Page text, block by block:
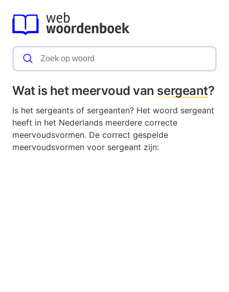
Wat is het meervoud van sergeant?
Is het sergeants of sergeanten? Het woord sergeant
heeft in het Nederlands meerdere correcte
meervoudsvormen. De correct gespelde
meervoudsvormen voor sergeant zijn: